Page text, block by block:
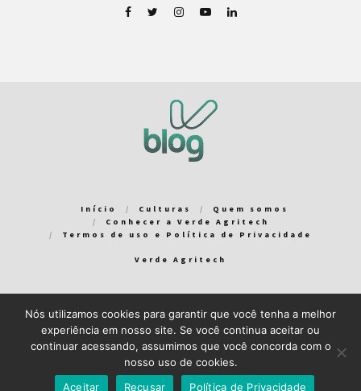
Início Culturas
Quem somos
Conhecer a Verde Agritech
Termos de uso e Política de Privacidade
Verde Agritech
Bem-vindo ao Verde Blog! Para que a sua experiência em nosso
blog seja a melhor possível, utilizamos cookies. Você pode
aceitar ou gerenciar seus cookiesaqui.
Recuso Close GDPR Cookie Banner
Nós utilizamos cookies para garantir que você tenha a melhor
experiência em nosso site. Se você continua aceitar ou
continuar acessando, assumimos que você concorda com o
nosso uso de cookies.
Aceitar
Recusar Política de Privacidade